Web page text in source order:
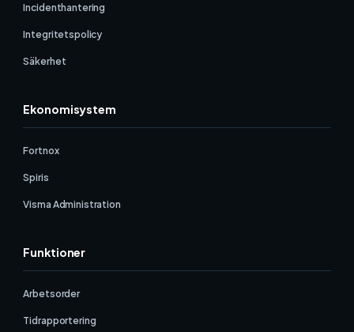
Incidenthantering
Integritetspolicy
Säkerhet
Ekonomisystem
Fortnox
Spiris
Visma Administration
Funktioner
Arbetsorder
Tidrapportering